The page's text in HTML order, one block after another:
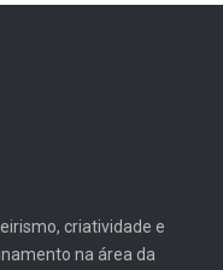
criatividade e
na área da